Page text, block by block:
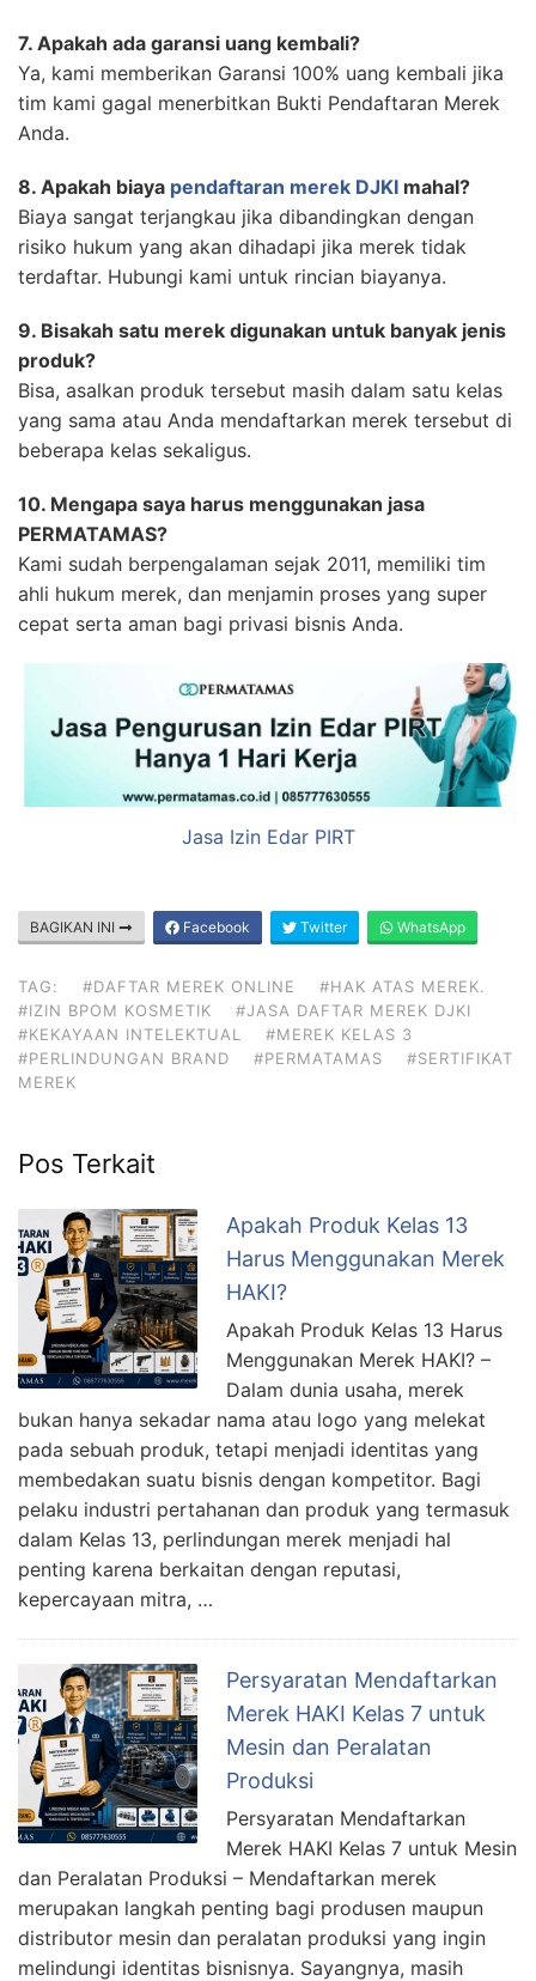
7. Apakah ada garansi uang kembali?
Ya, kami memberikan Garansi 100% uang kembali jika
tim kami gagal menerbitkan Bukti Pendaftaran Merek
Anda.
8. Apakah biaya pendaftaran merek DJKI mahal?
Biaya sangat terjangkau jika dibandingkan dengan
risiko hukum yang akan dihadapi jika merek tidak
terdaftar. Hubungi kami untuk rincian biayanya.
9. Bisakah satu merek digunakan untuk banyak jenis
produk?
Bisa, asalkan produk tersebut masih dalam satu kelas
yang sama atau Anda mendaftarkan merek tersebut di
beberapa kelas sekaligus.
10. Mengapa saya harus menggunakan jasa
PERMATAMAS?
Kami sudah berpengalaman sejak 2011, memiliki tim
ahli hukum merek, dan menjamin proses yang super
cepat serta aman bagi privasi bisnis Anda.
Jasa Izin Edar PIRT
BAGIKAN INI Facebook Twitter WhatsApp
TAG: #DAFTAR MEREK ONLINE
#HAK ATAS MEREK.
#IZIN BPOM KOSMETIK
#JASA DAFTAR MEREK DJKI
#KEKAYAAN INTELEKTUAL
#MEREK KELAS 3
#PERLINDUNGAN BRAND
#PERMATAMAS
#SERTIFIKAT
MEREK
Pos Terkait
Apakah Produk Kelas 13
Harus Menggunakan Merek
HAKI?
Apakah Produk Kelas 13 Harus
Menggunakan Merek HAKI? –
Dalam dunia usaha, merek
bukan hanya sekadar nama atau logo yang melekat
pada sebuah produk, tetapi menjadi identitas yang
membedakan suatu bisnis dengan kompetitor. Bagi
pelaku industri pertahanan dan produk yang termasuk
dalam Kelas 13, perlindungan merek menjadi hal
penting karena berkaitan dengan reputasi,
kepercayaan mitra, …
Persyaratan Mendaftarkan
Merek HAKI Kelas 7 untuk
Mesin dan Peralatan
Produksi
Persyaratan Mendaftarkan
Merek HAKI Kelas 7 untuk Mesin
dan Peralatan Produksi – Mendaftarkan merek
merupakan langkah penting bagi produsen maupun
distributor mesin dan peralatan produksi yang ingin
melindungi identitas bisnisnya. Sayangnya, masih